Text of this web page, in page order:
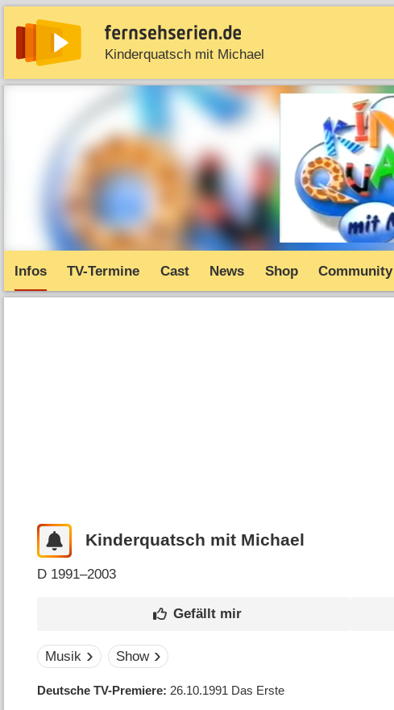
Kinderquatsch mit Michael
News Entdecken Streaming TV-Starts
Infos TV-Termine Cast News Shop Community
Kinderquatsch mit Michael
D 1991–2003
Musik Show
Deutsche TV-Premiere 26.10.1991 Das Erste